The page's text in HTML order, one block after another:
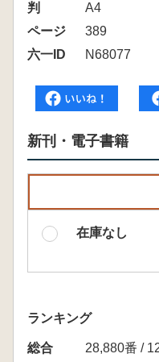
判
A4
ページ
389
六一ID
N68077
新刊・電子書籍
在庫なし
ランキング
総合
28,880番 /